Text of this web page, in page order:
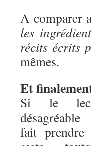
A comparer
les
récits écrits
mêmes.
Et
Si le
fait